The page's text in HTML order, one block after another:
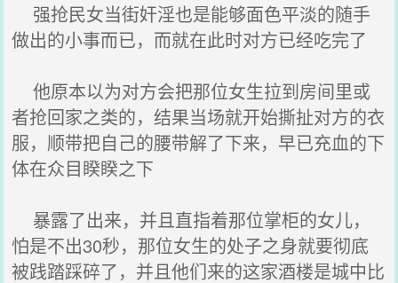
强抢民女当街奸淫也是能够面色平淡的随手
做出的小事而已，而就在此时对方已经吃完了
他原本以为对方会把那位女生拉到房间里或
者抢回家之类的，结果当场就开始撕扯对方的衣
服，顺带把自己的腰带解了下来，早已充血的下
体在众目睽睽之下
暴露了出来，并且直指着那位掌柜的女儿，
怕是不出30秒，那位女生的处子之身就要彻底
被践踏踩碎了，并且他们来的这家酒楼是城中比